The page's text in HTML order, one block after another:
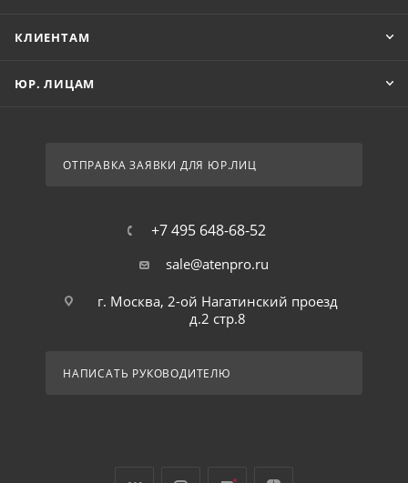
КЛИЕНТАМ
ЮР. ЛИЦАМ
ОТПРАВКА ЗАЯВКИ ДЛЯ ЮР.ЛИЦ
+7 495 648-68-52
sale@atenpro.ru
г. Москва, 2-ой Нагатинский проезд
д.2 стр.8
НАПИСАТЬ РУКОВОДИТЕЛЮ